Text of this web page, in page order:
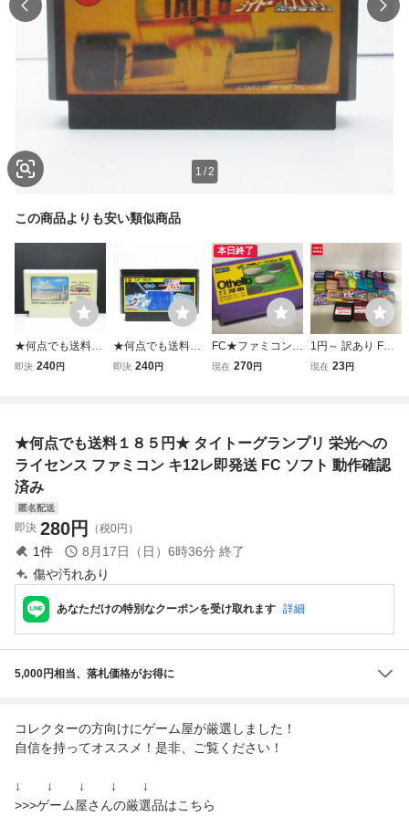
1 /2
この商品よりも安い類似商品
★何点でも送料１
８５円★ ハイドラ
即決 240円
★何点でも送料１
８５円★ 12 スタ
即決 240円
本日終了
FC★ファミコン★
オセロ★河田★ツ
現在 270円
1円～ 訳あり FC
ファミコン ギャラ
現在 23円
★何点でも送料１８５円★ タイトーグランプリ 栄光への
ライセンス ファミコン キ12レ即発送 FC ソフト 動作確認
済み
匿名配送
即決 280円 （税0円）
1件 8月17日（日）6時36分 終了
傷や汚れあり
あなただけの特別なクーポンを受け取れます 詳細
5,000円相当、落札価格がお得に
コレクターの方向けにゲーム屋が厳選しました！
自信を持ってオススメ！是非、ご覧ください！
↓ ↓ ↓ ↓ ↓
>>>ゲーム屋さんの厳選品はこちら